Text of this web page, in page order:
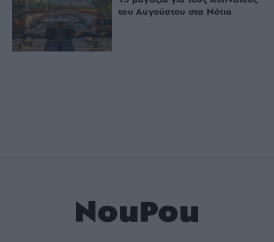
του Αυγούστου στα Νότια